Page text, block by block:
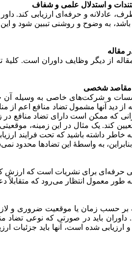
و استدلال علمی و شفاف
عادلانه و حرفه‌ای ارزیابی کند.
به وضوح و روشنی تببین شود و
مقاله
از دیگر وظایف داوران است.
مقاصد شخصی
و شرکت‌های خاصی به وسیله
از دید آنها مشمول تضاد منافع اعم
که ممکن است دارای تضاد منافع
کند. یک مثال در این زمینه،
خاطر داشته باشید که تحت فرایند
به واسطۀ این تضادها محدود
حرفه‌ای برای نشریات است که
طور معمول انتظار می‌رود که متقابلاً
بر حسب زمان یا موقعیت ضروری
داوران باید در صورتی که نوعی تضاد
و ارزیابی شده است، آنها باید